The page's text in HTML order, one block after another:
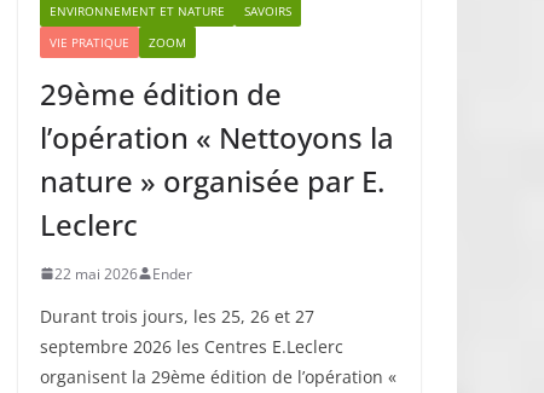
ENVIRONNEMENT ET NATURE
SAVOIRS
VIE PRATIQUE
ZOOM
29ème édition de
l’opération « Nettoyons la
nature » organisée par E.
Leclerc
22 mai 2026 Ender
Durant trois jours, les 25, 26 et 27
septembre 2026 les Centres E.Leclerc
organisent la 29ème édition de l’opération «